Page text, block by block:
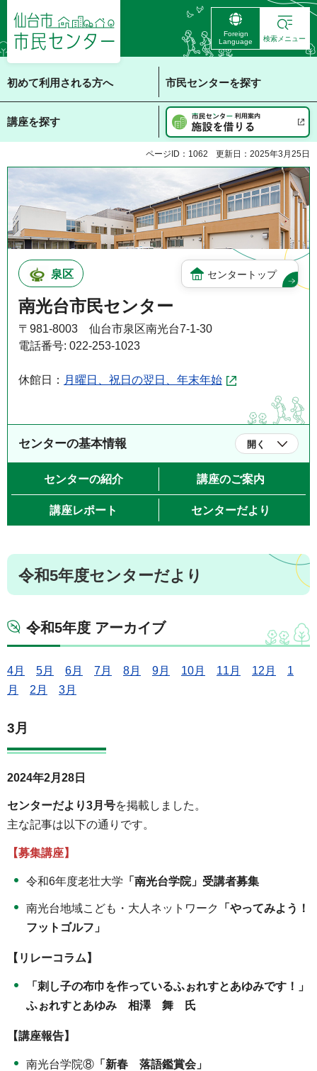
仙台市 市民センタ
ー
Foreign
Language
検索メニュー
初めて利用される方へ 市民センターを探す
講座を探す
ページID：1062 更新日：2025年3月25日
泉区 センタートップ
南光台市民センター
〒981-8003 仙台市泉区南光台7-1-30
電話番号: 022-253-1023
休館日： 月曜日、祝日の翌日、年末年始
センターの基本情報 開く
センターの紹介 講座のご案内
講座レポート センターだより
令和5年度センターだより
令和5年度 アーカイブ
4月 5月 6月 7月 8月 9月 10月 11月 12月
1
月
2月 3月
3月
2024年2月28日
センターだより3月号を掲載しました。
主な記事は以下の通りです。
【募集講座】
令和6年度老壮大学 「南光台学院」受講者募集
南光台地域こども・大人ネットワーク
「やってみよう！
フットゴルフ」
【リレーコラム】
「刺し子の布巾を作っているふぉれすとあゆみです！」
ふぉれすとあゆみ 相澤 舞 氏
【講座報告】
南光台学院⑧ 「新春 落語鑑賞会」